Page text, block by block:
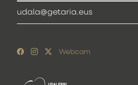
udala@getaria.eus
Webcam